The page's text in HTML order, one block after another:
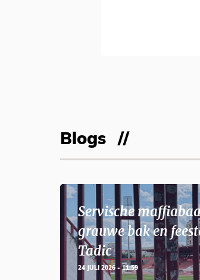
Blogs
Servische
grauwe bak en
Tadic
24 JULI 2026 - 11:59